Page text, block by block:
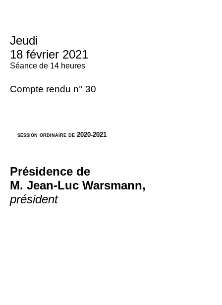
Jeudi
18 février 2021
Séance de 14 heures
Compte rendu n° 30
session ordinaire de 2020-2021
Présidence de
M. Jean-Luc Warsmann,
président